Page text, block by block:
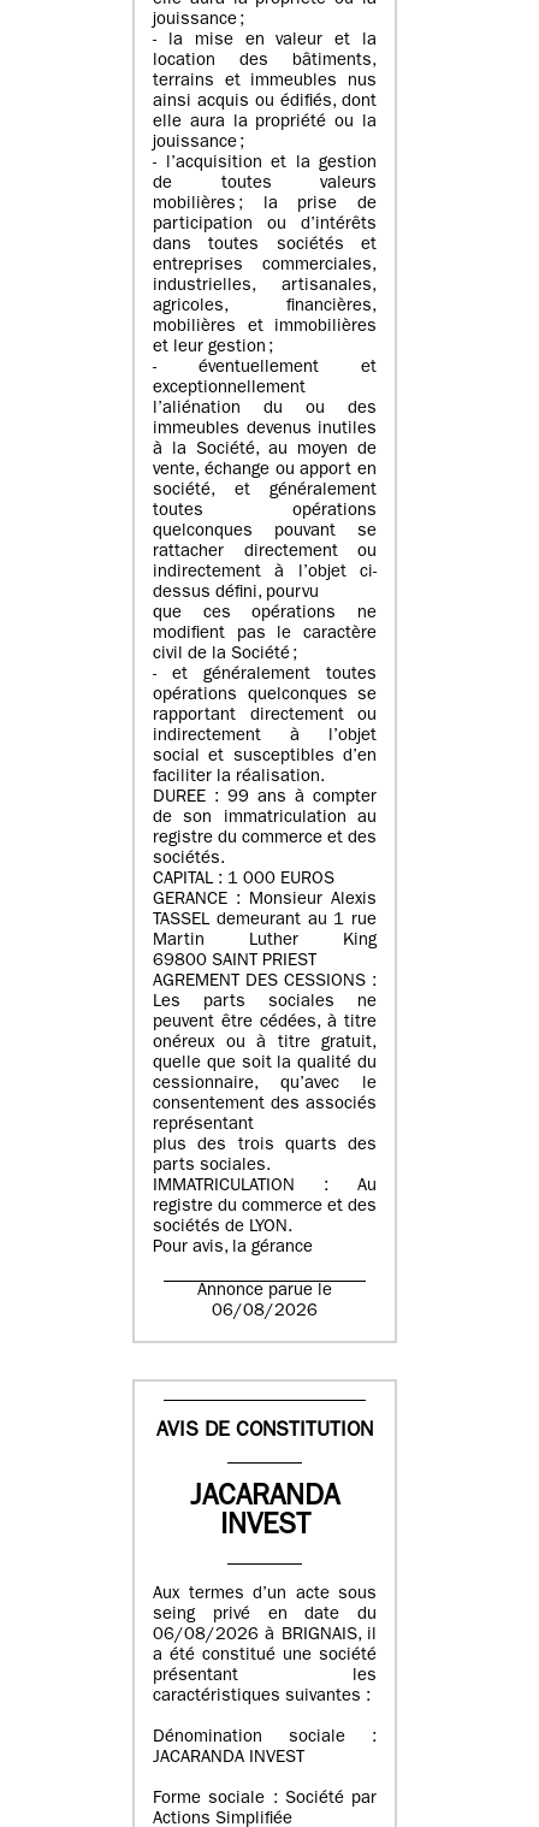
jouissance ;
- la mise en valeur et la
location des bâtiments,
terrains et immeubles nus
ainsi acquis ou édifiés, dont
elle aura la propriété ou la
jouissance ;
- l’acquisition et la gestion
de toutes valeurs
mobilières ; la prise de
participation ou d’intérêts
dans toutes sociétés et
entreprises commerciales,
industrielles, artisanales,
agricoles, financières,
mobilières et immobilières
et leur gestion ;
- éventuellement et
exceptionnellement
l’aliénation du ou des
immeubles devenus inutiles
à la Société, au moyen de
vente, échange ou apport en
société, et généralement
toutes opérations
quelconques pouvant se
rattacher directement ou
indirectement à l’objet ci-
dessus défini, pourvu
que ces opérations ne
modifient pas le caractère
civil de la Société ;
- et généralement toutes
opérations quelconques se
rapportant directement ou
indirectement à l’objet
social et susceptibles d’en
faciliter la réalisation.
DUREE : 99 ans à compter
de son immatriculation au
registre du commerce et des
sociétés.
CAPITAL : 1 000 EUROS
GERANCE : Monsieur Alexis
TASSEL demeurant au 1 rue
Martin Luther King
69800 SAINT PRIEST
AGREMENT DES CESSIONS :
Les parts sociales ne
peuvent être cédées, à titre
onéreux ou à titre gratuit,
quelle que soit la qualité du
cessionnaire, qu’avec le
consentement des associés
représentant
plus des trois quarts des
parts sociales.
IMMATRICULATION : Au
registre du commerce et des
sociétés de LYON.
Pour avis, la gérance
Annonce parue le
06/08/2026
AVIS DE CONSTITUTION
JACARANDA
INVEST
Aux termes d’un acte sous
seing privé en date du
06/08/2026 à BRIGNAIS, il
a été constitué une société
présentant les
caractéristiques suivantes :
Dénomination sociale :
JACARANDA INVEST
Forme sociale : Société par
Actions Simplifiée